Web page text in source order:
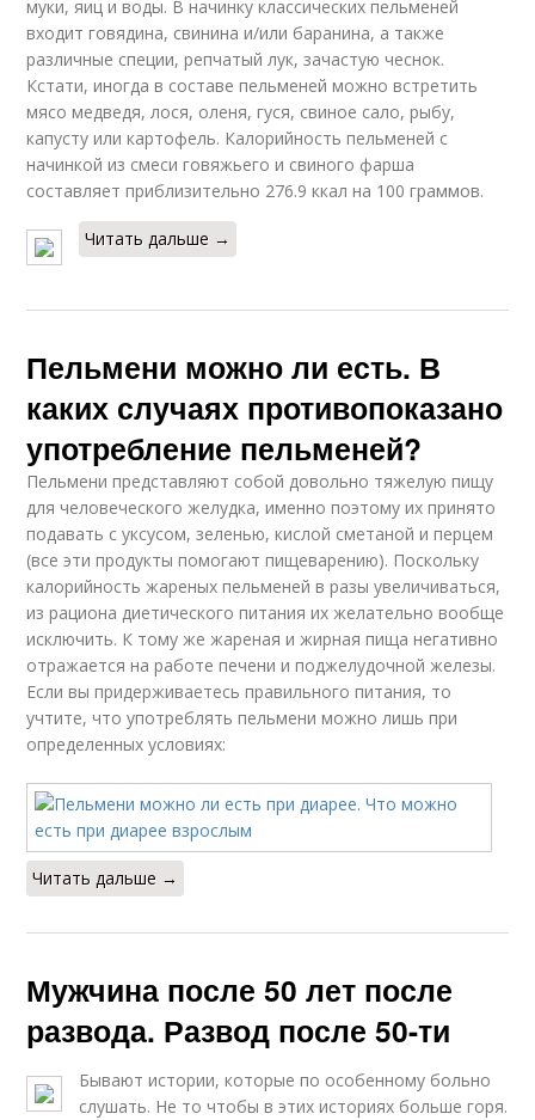
муки, яиц и воды. В начинку классических пельменей
входит говядина, свинина и/или баранина, а также
различные специи, репчатый лук, зачастую чеснок.
Кстати, иногда в составе пельменей можно встретить
мясо медведя, лося, оленя, гуся, свиное сало, рыбу,
капусту или картофель. Калорийность пельменей с
начинкой из смеси говяжьего и свиного фарша
составляет приблизительно 276.9 ккал на 100 граммов.
Читать дальше →
Пельмени можно ли есть. В
каких случаях противопоказано
употребление пельменей?
Пельмени представляют собой довольно тяжелую пищу
для человеческого желудка, именно поэтому их принято
подавать с уксусом, зеленью, кислой сметаной и перцем
(все эти продукты помогают пищеварению). Поскольку
калорийность жареных пельменей в разы увеличиваться,
из рациона диетического питания их желательно вообще
исключить. К тому же жареная и жирная пища негативно
отражается на работе печени и поджелудочной железы.
Если вы придерживаетесь правильного питания, то
учтите, что употреблять пельмени можно лишь при
определенных условиях:
Читать дальше →
Мужчина после 50 лет после
развода. Развод после 50-ти
Бывают истории, которые по особенному больно
слушать. Не то чтобы в этих историях больше горя.